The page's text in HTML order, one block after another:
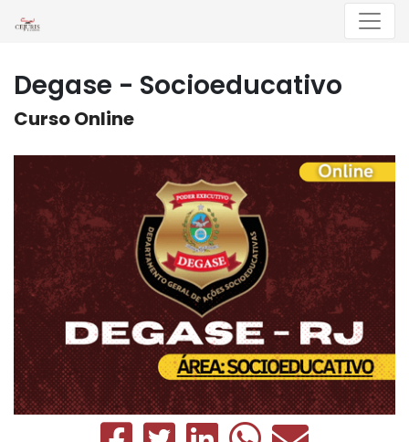
Menu
Degase - Socioeducativo
Curso Online